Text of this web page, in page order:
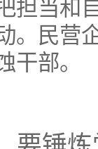
担当和
。民营
干部。